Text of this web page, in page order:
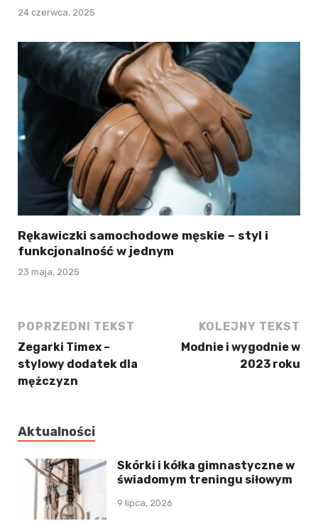
24 czerwca, 2025
Rękawiczki samochodowe męskie – styl i
funkcjonalność w jednym
23 maja, 2025
POPRZEDNI TEKST
Zegarki Timex –
stylowy dodatek dla
mężczyzn
KOLEJNY TEKST
Modnie i wygodnie w
2023 roku
Aktualności
Skórki i kółka gimnastyczne w
świadomym treningu siłowym
9 lipca, 2026